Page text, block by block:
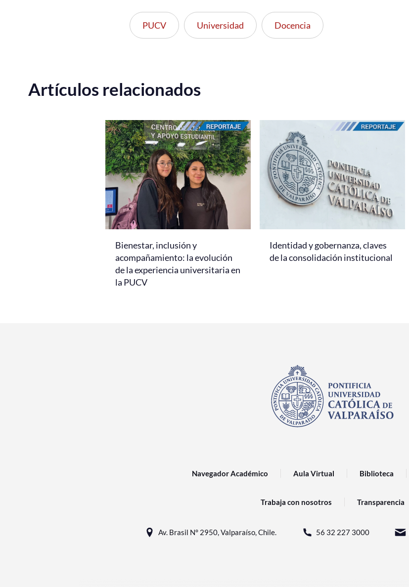
PUCV Universidad Docencia
Artículos relacionados
Bienestar, inclusión y
acompañamiento: la evolución
de la experiencia universitaria en
la PUCV
Identidad y gobernanza, claves
de la consolidación institucional
Navegador Académico Aula Virtual Biblioteca
Trabaja con nosotros Transparencia
Av. Brasil N° 2950, Valparaíso, Chile. 56 32 227 3000